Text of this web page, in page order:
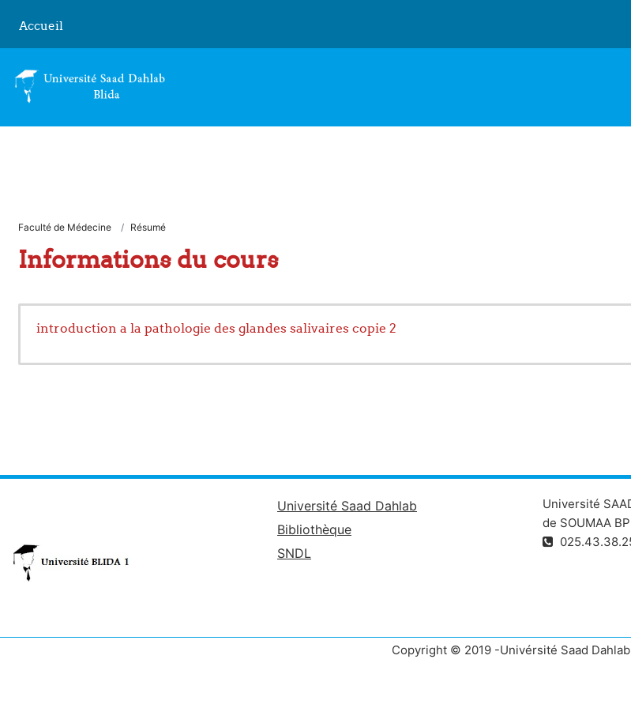
Accueil
Faculté de Médecine Résumé
Informations du cours
introduction a la pathologie des glandes salivaires copie 2
Université Saad Dahlab
Bibliothèque
SNDL
Université
de SOUMAA
Copyright © 2019 -Univérsité Saad Dahlab